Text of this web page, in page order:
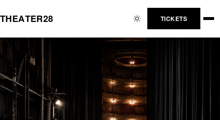
THEATER28 TICKETS